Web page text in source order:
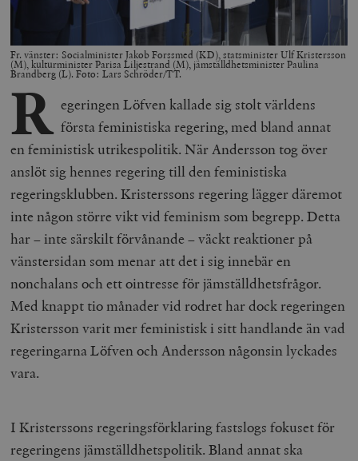
Fr. vänster: Socialminister Jakob Forssmed (KD), statsminister Ulf Kristersson
(M), kulturminister Parisa Liljestrand (M), jämställdhetsminister Paulina
Brandberg (L). Foto: Lars Schröder/TT.
R egeringen Löfven kallade sig stolt världens
första feministiska regering, med bland annat
en feministisk utrikespolitik. När Andersson tog över
anslöt sig hennes regering till den feministiska
regeringsklubben. Kristerssons regering lägger däremot
inte någon större vikt vid feminism som begrepp. Detta
har – inte särskilt förvånande – väckt reaktioner på
vänstersidan som menar att det i sig innebär en
nonchalans och ett ointresse för jämställdhetsfrågor.
Med knappt tio månader vid rodret har dock regeringen
Kristersson varit mer feministisk i sitt handlande än vad
regeringarna Löfven och Andersson någonsin lyckades
vara.
I Kristerssons regeringsförklaring fastslogs fokuset för
regeringens jämställdhetspolitik. Bland annat ska